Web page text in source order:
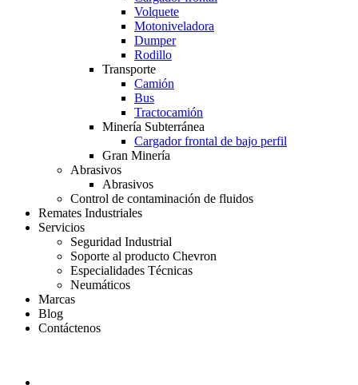
Volquete
Motoniveladora
Dumper
Rodillo
Transporte
Camión
Bus
Tractocamión
Minería Subterránea
Cargador frontal de bajo perfil
Gran Minería
Abrasivos
Abrasivos
Control de contaminación de fluidos
Remates Industriales
Servicios
Seguridad Industrial
Soporte al producto Chevron
Especialidades Técnicas
Neumáticos
Marcas
Blog
Contáctenos